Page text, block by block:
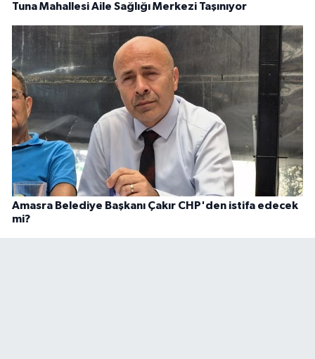
Tuna Mahallesi Aile Sağlığı Merkezi Taşınıyor
Amasra Belediye Başkanı Çakır CHP'den istifa edecek
mi?